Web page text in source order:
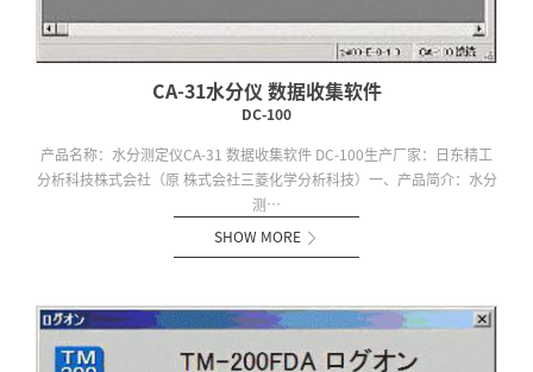
CA-31水分仪 数据收集软件
DC-100
产品名称：水分测定仪CA-31 数据收集软件 DC-100生产厂家：日东精工
分析科技株式会社（原 株式会社三菱化学分析科技）一、产品简介：水分
测…
SHOW MORE 